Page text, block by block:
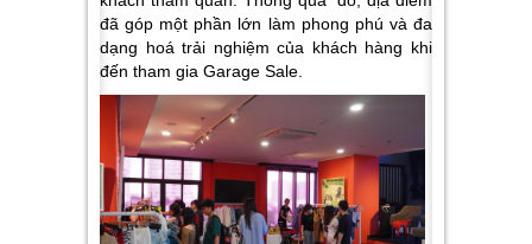
đã góp một phần lớn làm phong phú và đa
dạng hoá trải nghiệm của khách hàng khi
đến tham gia Garage Sale.